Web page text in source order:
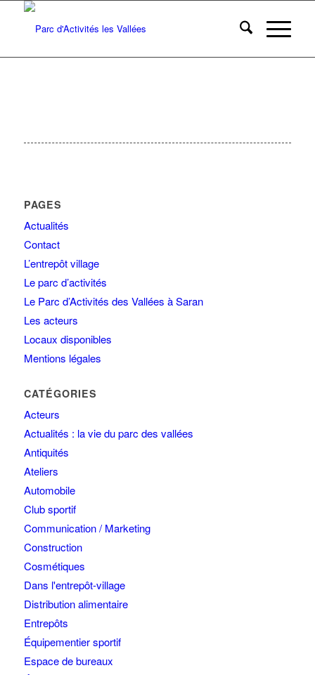
PAGES
Actualités
Contact
L’entrepôt village
Le parc d’activités
Le Parc d’Activités des Vallées à Saran
Les acteurs
Locaux disponibles
Mentions légales
CATÉGORIES
Acteurs
Actualités : la vie du parc des vallées
Antiquités
Ateliers
Automobile
Club sportif
Communication / Marketing
Construction
Cosmétiques
Dans l'entrepôt-village
Distribution alimentaire
Entrepôts
Équipementier sportif
Espace de bureaux